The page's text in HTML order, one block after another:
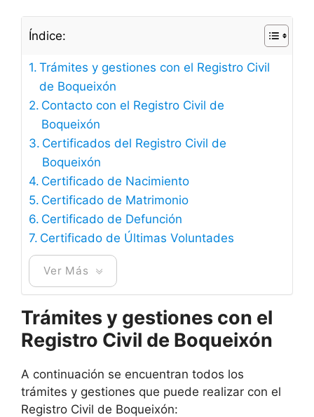
Índice:
Trámites y gestiones con el Registro Civil
de Boqueixón
Contacto con el Registro Civil de
Boqueixón
Certificados del Registro Civil de
Boqueixón
Certificado de Nacimiento
Certificado de Matrimonio
Certificado de Defunción
Certificado de Últimas Voluntades
Ver Más
Trámites y gestiones con el
Registro Civil de Boqueixón
A continuación se encuentran todos los
trámites y gestiones que puede realizar con el
Registro Civil de Boqueixón: